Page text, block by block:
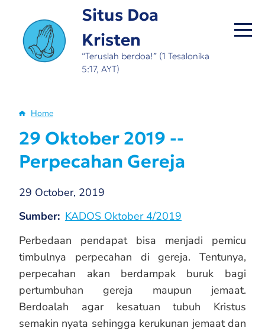
main
content
Situs Doa
Kristen
“Teruslah berdoa!” (1 Tesalonika
5:17, AYT)
Breadcrumb
Home
29 Oktober 2019 --
Perpecahan Gereja
29 October, 2019
Sumber KADOS Oktober 4/2019
Perbedaan pendapat bisa menjadi pemicu
timbulnya perpecahan di gereja. Tentunya,
perpecahan akan berdampak buruk bagi
pertumbuhan gereja maupun jemaat.
Berdoalah agar kesatuan tubuh Kristus
semakin nyata sehingga kerukunan jemaat dan